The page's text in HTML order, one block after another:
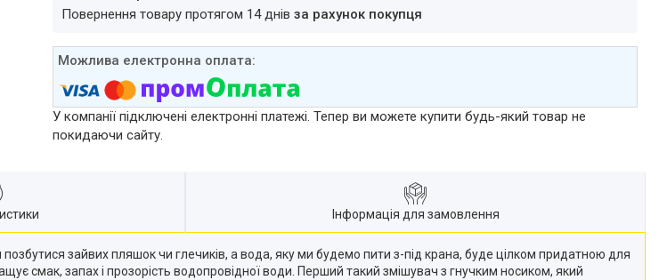
повернення товару протягом 14 днів за рахунок покупця
У компанії підключені електронні платежі. Тепер ви можете купити будь-який товар не
покидаючи сайту.
Інформація для замовлення
зайвих пляшок чи глечиків, а вода, яку ми будемо пити з-під крана, буде цілком придатною для
смак, запах і прозорість водопровідної води. Перший такий змішувач з гнучким носиком, який